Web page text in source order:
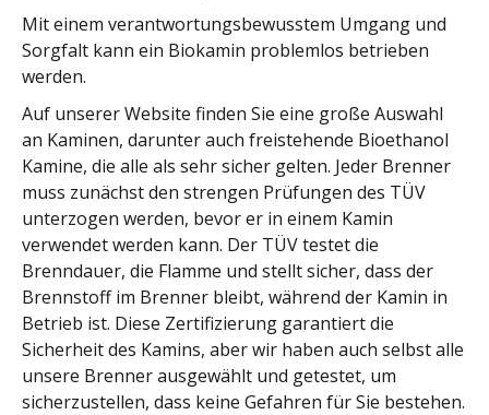
Mit einem verantwortungsbewusstem Umgang und
Sorgfalt kann ein Biokamin problemlos betrieben
werden.
Auf unserer Website finden Sie eine große Auswahl
an Kaminen, darunter auch freistehende Bioethanol
Kamine, die alle als sehr sicher gelten. Jeder Brenner
muss zunächst den strengen Prüfungen des TÜV
unterzogen werden, bevor er in einem Kamin
verwendet werden kann. Der TÜV testet die
Brenndauer, die Flamme und stellt sicher, dass der
Brennstoff im Brenner bleibt, während der Kamin in
Betrieb ist. Diese Zertifizierung garantiert die
Sicherheit des Kamins, aber wir haben auch selbst alle
unsere Brenner ausgewählt und getestet, um
sicherzustellen, dass keine Gefahren für Sie bestehen.